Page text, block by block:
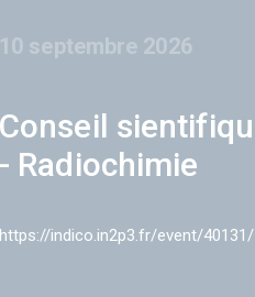
10 septembre 2026
Conseil
- Radiochimie
https://indico.in2p3.fr/event/40131/